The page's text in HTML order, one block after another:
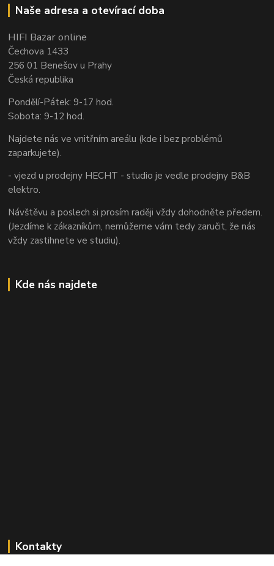
Naše adresa a otevírací doba
HIFI Bazar online
Čechova 1433
256 01 Benešov u Prahy
Česká republika
Pondělí-Pátek: 9-17 hod.
Sobota: 9-12 hod.
Najdete nás ve vnitřním areálu (kde i bez problémů
zaparkujete).
- vjezd u prodejny HECHT - studio je vedle prodejny B&B
elektro.
Návštěvu a poslech si prosím raději vždy dohodněte předem.
(Jezdíme k zákazníkům, nemůžeme vám tedy zaručit, že nás
vždy zastihnete ve studiu).
Kde nás najdete
Kontakty